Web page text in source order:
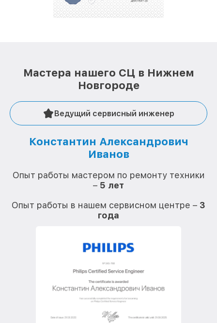
стараемся каждый день делать наш сервис еще
Мастера нашего СЦ в Нижнем
Новгороде
Ведущий сервисный инженер
Константин Александрович
Иванов
Опыт работы мастером по ремонту техники
– 5 лет
Опыт работы в нашем сервисном центре – 3
года